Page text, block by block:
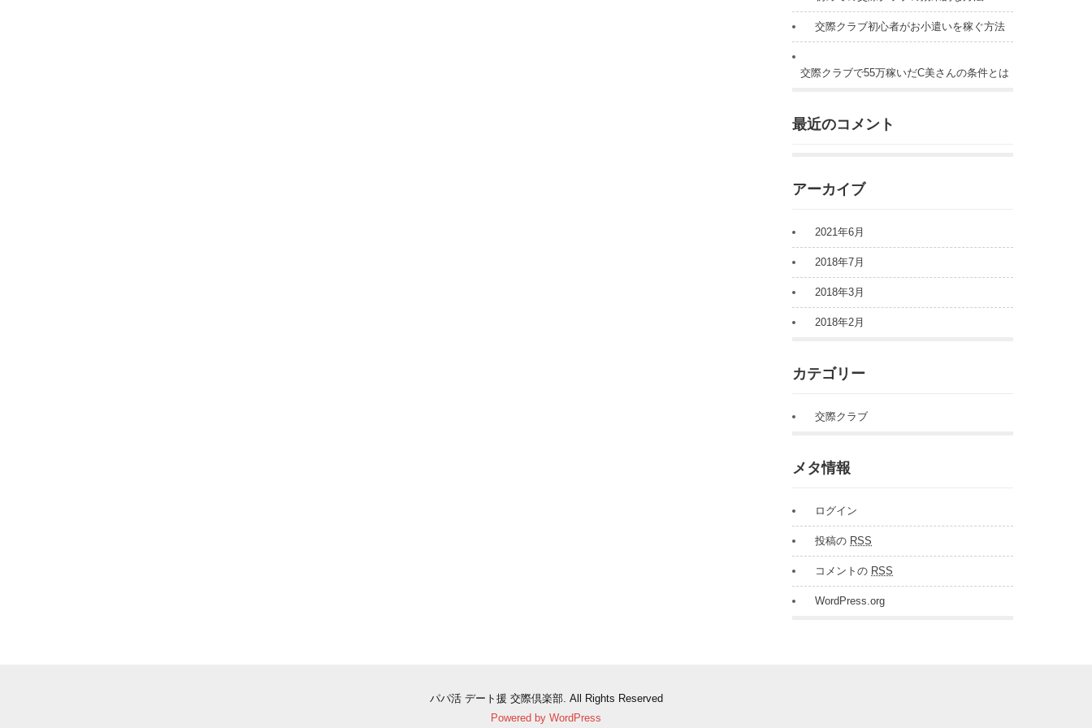
交際クラブ初心者がお小遣いを稼ぐ方法
交際クラブで55万稼いだC美さんの条件とは
最近のコメント
アーカイブ
2021年6月
2018年7月
2018年3月
2018年2月
カテゴリー
交際クラブ
メタ情報
ログイン
投稿の RSS
コメントの RSS
WordPress.org
パパ活 デート援 交際倶楽部. All Rights Reserved
Powered by WordPress